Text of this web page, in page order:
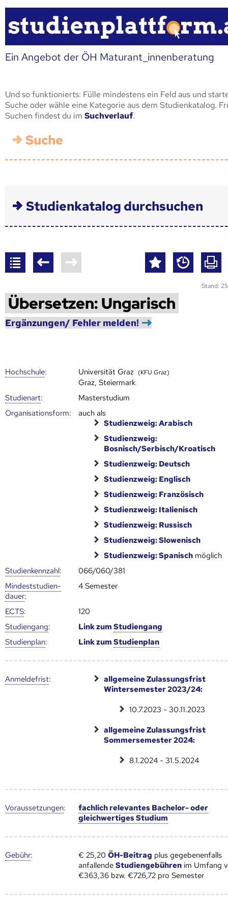
Ein Angebot der ÖH Maturant_innenberatung
Und so funktionierts: Fülle mindestens ein Feld aus und
Suche oder wähle eine Kategorie aus dem Studienkatalog.
Suchen findest du im Suchverlauf.
Suche
Studienkatalog durchsuchen
Stand:
Übersetzen: Ungarisch
Ergänzungen/ Fehler melden!
Hoch­schule: Universität Graz (KFU Graz)
Graz, Steiermark
Studienart:
Masterstudium
Organisationsform:
auch als
Studienzweig: Arabisch
Studienzweig:
Bosnisch/Serbisch/Kroatisch
Studienzweig: Deutsch
Studienzweig: Englisch
Studienzweig: Französisch
Studienzweig: Italienisch
Studienzweig: Russisch
Studienzweig: Slowenisch
Studienzweig: Spanisch möglich
Studien­kenn­zahl:
066/060/381
Mindest­studien­
dauer:
4 Semester
ECTS:
120
Studien­gang: Link zumStudien­gang
Studien­plan: Link zumStudien­plan
Anmelde­frist:
allgemeine Zulassungsfrist
Wintersemester 2023/24:
10.7.2023 - 30.11.2023
allgemeine Zulassungsfrist
Sommersemester 2024:
8.1.2024 - 31.5.2024
Voraus­setzungen:
fachlich relevantes Bachelor- oder
gleichwertiges Studium
Gebühr: € 25,20ÖH-Beitrag plus gegebenenfalls
anfallendeStudiengebühren im Umfang
€363,36 bzw. €726,72 pro Semester